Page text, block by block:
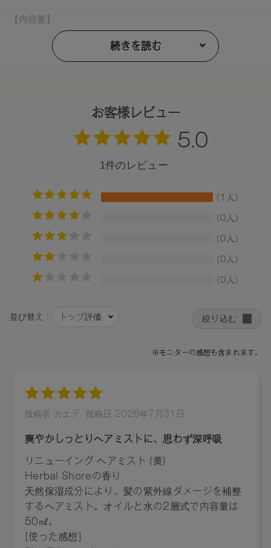
【内容量】
【商品サイズ】
水、ラウリン酸イソアミル、トリ（カプリル酸/カプリン酸）
グリセリル、クロヨナ種子油*、ヨモギ葉水*、ツボクサ葉水
*、香料、ペンチレングリコール、クエン酸Na、トコフェロー
ル、ヒマワリ種子油、クエン酸、ヒポファエラムノイデス果
実油、アルギニン、アルガニアスピノサ核油*、ツバキ種子油
*、ブロッコリー種子油*、メドウフォーム油、加水分解エン
ン、BG、酸化銀、チャ葉エキス*、γ-ドコサラクトン
＊オーガニック成分
自然由来指数100％
【原産国】
【メーカー品番】
店舗でお問い合わせの際には、下記品番をお伝え下さい。
[予約販売]2026/4/15～ [一般販売]2026/4/29～
・上記以外の取り扱い店舗 及び WEB STORE
[一般販売]2026/4/29～
舗にお問い合わせください。
承ください。
※通常はご注文より１～３営業日での発送となります。
商品によっては、お届けまで１～２週間かかる場合がござい
ますので予めご了承ください。
●パッケージはリニューアル等の理由により、写真と異なる場
続きを読む
お客様レビュー